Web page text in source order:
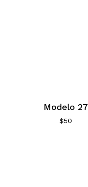
Modelo 27
$50